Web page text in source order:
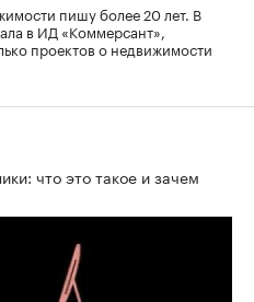
пишу более 20 лет. В
в ИД «Коммерсант»,
проектов о недвижимости
что это такое и зачем